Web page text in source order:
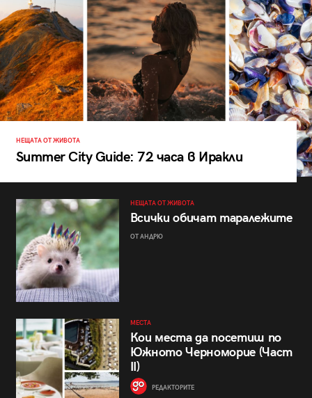
НЕЩАТА ОТ ЖИВОТА
Summer City Guide: 72 часа в Иракли
НЕЩАТА ОТ ЖИВОТА
Всички обичат таралежите
ОТ АНДРЮ
МЕСТА
Кои места да посетиш по
Южното Черноморие (Част
II)
РЕДАКТОРИТЕ